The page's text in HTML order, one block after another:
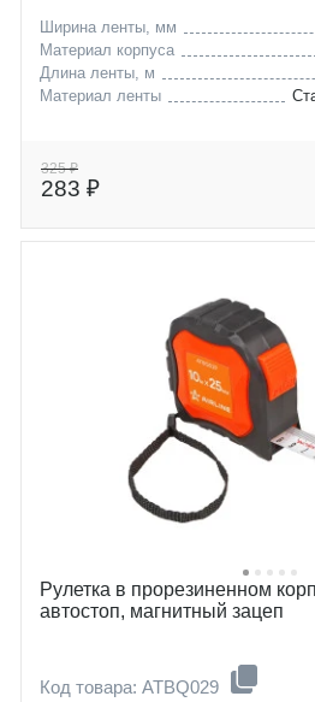
Ширина ленты, мм
Материал корпуса
Длина ленты, м
Материал ленты
325 ₽
283 ₽
Рулетка в прорезиненном
автостоп, магнитный зацеп
Код товара: ATBQ029